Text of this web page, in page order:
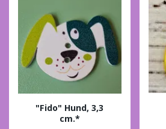
"Fido" Hund, 3,3
cm.*